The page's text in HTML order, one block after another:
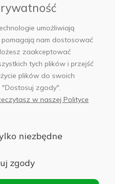
971 275
Serwis własnością:
z o.o.
umożliwiają
nam dostosować
zaakceptować
tych plików i przejść
plików do swoich
"Dostosuj zgody".
w naszej Polityce
niezbędne
zgody